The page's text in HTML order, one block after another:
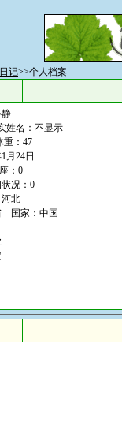
记>>个人档案
姓名：不显示
重：47
月24日
：0
况：0
北
国家：中国